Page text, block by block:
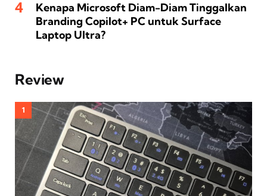
Kenapa Microsoft Diam-Diam Tinggalkan
Branding Copilot+ PC untuk Surface
Laptop Ultra?
Review